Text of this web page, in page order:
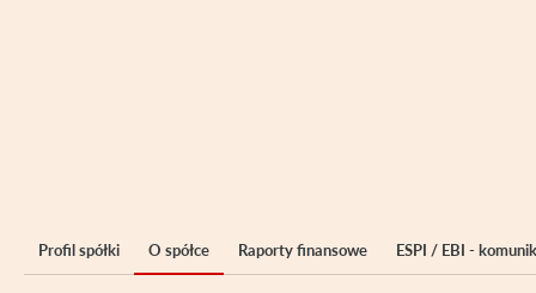
Profil spółki O spółce Raporty finansowe ESPI / EBI -